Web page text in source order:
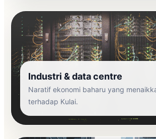
Industri & data centre
Naratif ekonomi baharu yang
terhadap Kulai.